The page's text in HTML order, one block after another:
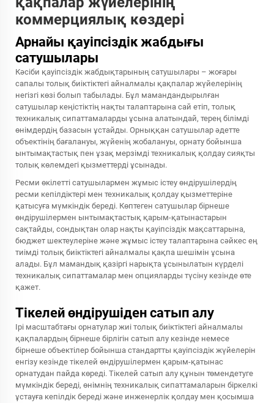
коммерциялық көздері
Арнайы қауіпсіздік жабдығы
сатушылары
Кәсіби қауіпсіздік жабдықтарының сатушылары – жоғары
сапалы толық биіктіктегі айналмалы қақпалар жүйелерінің
негізгі көзі болып табылады. Бұл мамандандырылған
сатушылар кеңістіктің нақты талаптарына сай етіп, толық
техникалық сипаттамаларды ұсына алатындай, терең білімді
өнімдердің базасын ұстайды. Орныққан сатушылар әдетте
объектінің бағалануы, жүйенің жобалануы, орнату бойынша
ынтымақтастық пен ұзақ мерзімді техникалық қолдау сияқты
толық көлемдегі қызметтерді ұсынады.
Ресми өкілетті сатушылармен жұмыс істеу өндірушілердің
ресми кепілдіктері мен техникалық қолдау қызметтеріне
қатысуға мүмкіндік береді. Көптеген сатушылар бірнеше
өндірушілермен ынтымақтастық қарым-қатынастарын
сақтайды, сондықтан олар нақты қауіпсіздік мақсаттарына,
бюджет шектеулеріне және жұмыс істеу талаптарына сәйкес ең
тиімді толық биіктіктегі айналмалы қақпа шешімін ұсына
алады. Бұл мамандық қазіргі нарықта ұсынылатын күрделі
техникалық сипаттамалар мен опцияларды түсіну кезінде өте
қажет.
Тікелей өндірушіден сатып алу
Ірі масштабтағы орнатулар жиі толық биіктіктегі айналмалы
қақпалардың бірнеше бірлігін сатып алу кезінде немесе
бірнеше объектілер бойынша стандартты қауіпсіздік жүйелерін
енгізу кезінде тікелей өндірушілермен қарым-қатынас
орнатудан пайда көреді. Тікелей сатып алу құнын төмендетуге
мүмкіндік береді, өнімнің техникалық сипаттамаларын біркелкі
ұстауға кепілдік береді және инженерлік қолдау мен қосымша